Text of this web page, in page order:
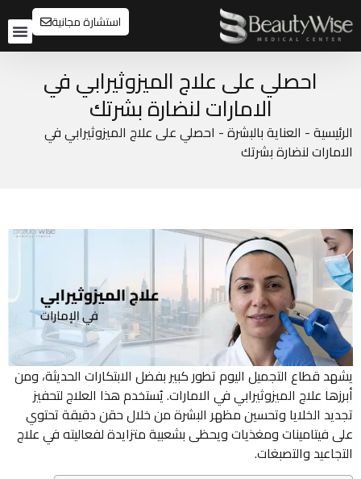
استشارة مجانية
احصلي على علاج الميزوثيرابي في
الامارات لنضارة بشرتك
الرئيسية- العناية بالبشرة- احصلي على علاج الميزوثيرابي في
الامارات لنضارة بشرتك
يشهد قطاع التجميل اليوم تطور كبير بفضل الابتكارات الحديثة، ومن
أبرزها علاج الميزوثيرابي في الامارات. يُستخدم هذا العلاج لتحفيز
تجديد الخلايا وتحسين مظهر البشرة من خلال حقن دقيقة تحتوي
على فيتامينات ومغذيات ويحظى بشعبية متزايدة لفعاليته في علاج
التجاعيد والتصبغات.